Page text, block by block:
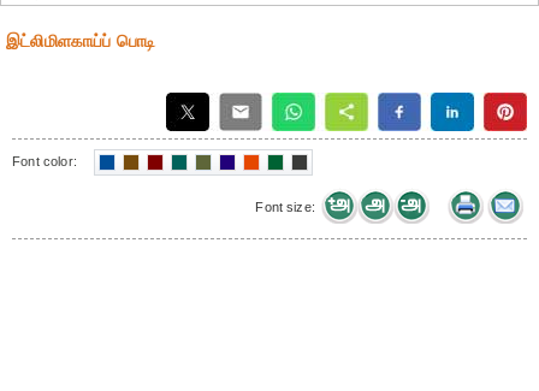
இட்லிமிளகாய்ப் பொடி
Font color:
Font size: